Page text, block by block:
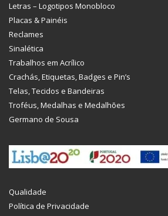
Letras – Logotipos Monobloco
Placas & Painéis
Reclames
Sinalética
Trabalhos em Acrílico
Crachás, Etiquetas, Badges e Pin’s
Telas, Tecidos e Bandeiras
Troféus, Medalhas e Medalhões
Germano de Sousa
Qualidade
Política de Privacidade